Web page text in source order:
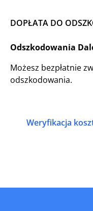
DOPŁATA DO
Odszkodowania
Możesz bezpłatnie
odszkodowania.
Weryfikacja